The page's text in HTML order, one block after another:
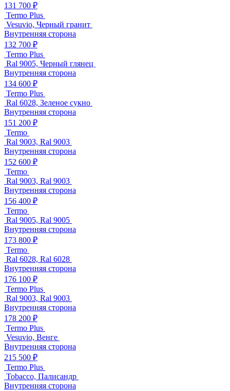
131 700 ₽
Termo Plus
Vesuvio, Черный гранит
Внутренняя сторона
132 700 ₽
Termo Plus
Ral 9005, Черный глянец
Внутренняя сторона
134 600 ₽
Termo Plus
Ral 6028, Зеленое сукно
Внутренняя сторона
151 200 ₽
Termo
Ral 9003, Ral 9003
Внутренняя сторона
152 600 ₽
Termo
Ral 9003, Ral 9003
Внутренняя сторона
156 400 ₽
Termo
Ral 9005, Ral 9005
Внутренняя сторона
173 800 ₽
Termo
Ral 6028, Ral 6028
Внутренняя сторона
176 100 ₽
Termo Plus
Ral 9003, Ral 9003
Внутренняя сторона
178 200 ₽
Termo Plus
Vesuvio, Венге
Внутренняя сторона
215 500 ₽
Termo Plus
Tobacco, Палисандр
Внутренняя сторона